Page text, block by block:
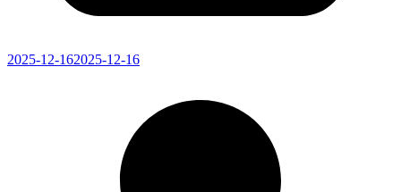
2025-12-162025-12-16